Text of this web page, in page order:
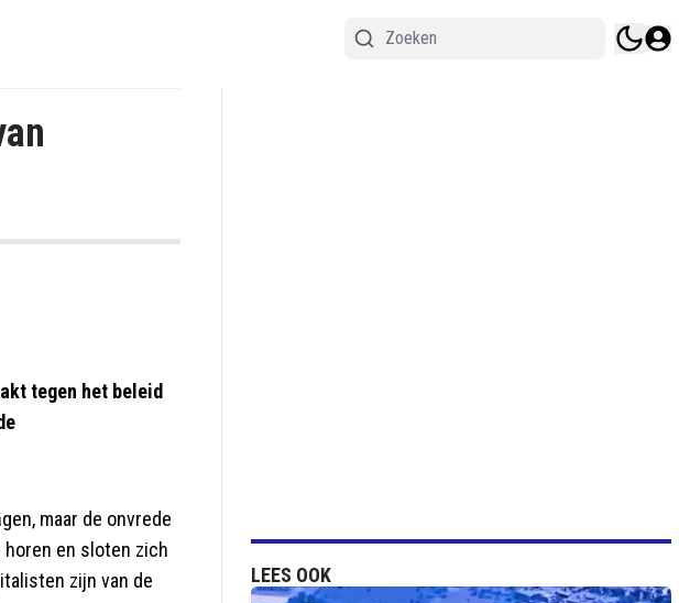
tegen het beleid
maar de onvrede
en sloten zich
zijn van de
LEES OOK